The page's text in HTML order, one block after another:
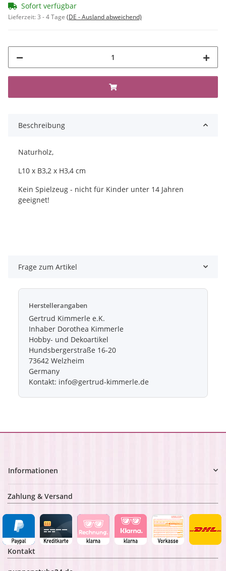
Sofort verfügbar
Lieferzeit:3 - 4 Tage (DE - Ausland abweichend)
Beschreibung
Naturholz,
L10 x B3,2 x H3,4 cm
Kein Spielzeug - nicht für Kinder unter 14 Jahren
geeignet!
Frage zum Artikel
Herstellerangaben
Gertrud Kimmerle e.K.
Inhaber Dorothea Kimmerle
Hobby- und Dekoartikel
Hundsbergerstraße 16-20
73642 Welzheim
Germany
Kontakt: info@gertrud-kimmerle.de
Informationen
Zahlung & Versand
Kontakt